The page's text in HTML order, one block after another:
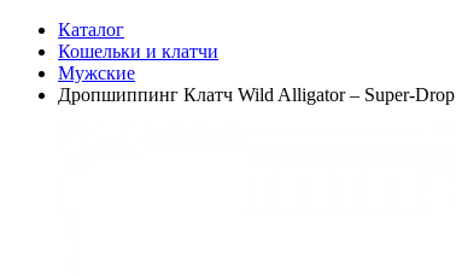
Каталог
Кошельки и клатчи
Мужские
Дропшиппинг Клатч Wild Alligator – Super-Drop